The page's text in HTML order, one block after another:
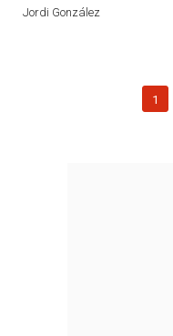
Jordi González
1